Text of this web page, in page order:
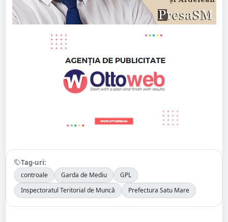
Tag-uri:
controale Garda de Mediu
GPL
Inspectoratul Teritorial de Muncă
Prefectura Satu Mare